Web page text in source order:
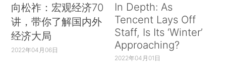
向松祚：宏观经济70
讲，带你了解国内外
经济大局
2022年04月06日
In Depth: As
Tencent Lays Off
Staff, Is Its ‘Winter’
Approaching?
2022年04月01日